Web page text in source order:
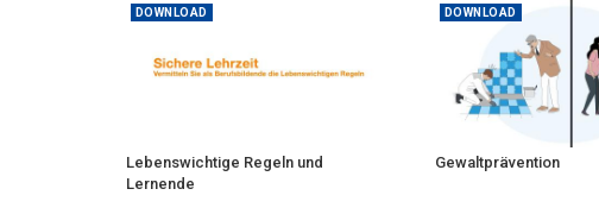
DOWNLOAD
Lebenswichtige Regeln und
Lernende
DOWNLOAD
Gewaltprävention